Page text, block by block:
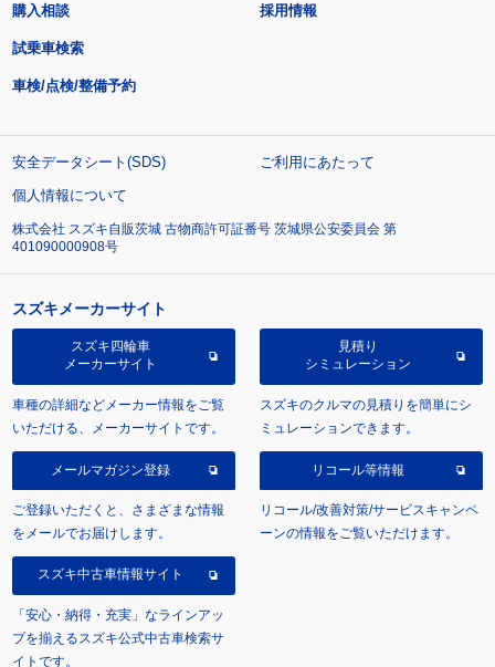
購入相談
試乗車検索
車検/点検/整備予約
採用情報
安全データシート(SDS)
ご利用にあたって
個人情報について
株式会社 スズキ自販茨城 古物商許可証番号 茨城県公安委員会 第
401090000908号
スズキメーカーサイト
スズキ四輪車
メーカーサイト
車種の詳細などメーカー情報をご覧
いただける、メーカーサイトです。
見積り
シミュレーション
スズキのクルマの見積りを簡単にシ
ミュレーションできます。
メールマガジン登録
ご登録いただくと、さまざまな情報
をメールでお届けします。
リコール等情報
リコール/改善対策/サービスキャンペ
ーンの情報をご覧いただけます。
スズキ中古車情報サイト
「安心・納得・充実」なラインアッ
プを揃えるスズキ公式中古車検索サ
イトです。